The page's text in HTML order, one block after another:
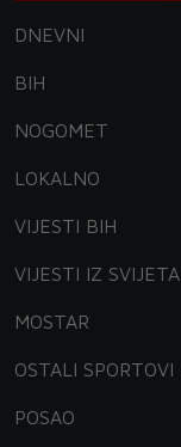
DNEVNI
BIH
NOGOMET
LOKALNO
VIJESTI BIH
VIJESTI IZ SVIJETA
MOSTAR
OSTALI SPORTOVI
POSAO